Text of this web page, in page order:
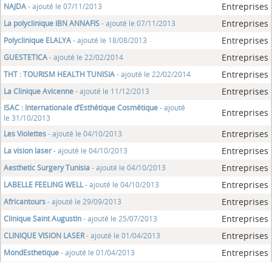
NAJDA- ajouté le 07/11/2013 Entreprises
La polyclinique IBN ANNAFIS- ajouté le 07/11/2013 Entreprises
Polyclinique ELALYA- ajouté le 18/08/2013 Entreprises
GUESTETICA- ajouté le 22/02/2014 Entreprises
THT : TOURISM HEALTH TUNISIA- ajouté le 22/02/2014 Entreprises
La Clinique Avicenne- ajouté le 11/12/2013 Entreprises
ISAC : Internationale d’Esthétique Cosmétique- ajouté
le 31/10/2013
Entreprises
Les Violettes- ajouté le 04/10/2013 Entreprises
La vision laser- ajouté le 04/10/2013 Entreprises
Aesthetic Surgery Tunisia- ajouté le 04/10/2013 Entreprises
LABELLE FEELING WELL- ajouté le 04/10/2013 Entreprises
Africantours- ajouté le 29/09/2013 Entreprises
Clinique Saint Augustin- ajouté le 25/07/2013 Entreprises
CLINIQUE VISION LASER- ajouté le 01/04/2013 Entreprises
MondEsthetique- ajouté le 01/04/2013 Entreprises